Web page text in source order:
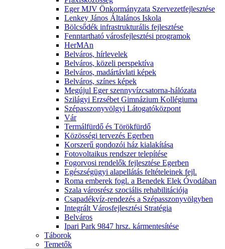
Eger MJV Önkormányzata Szervezetfejlesztése
Lenkey János Általános Iskola
Bölcsődék infrastrukturális fejlesztése
Fenntartható városfejlesztési programok
HerMAn
Belváros, hírlevelek
Belváros, közeli perspektíva
Belváros, madártávlati képek
Belváros, színes képek
Megújul Eger szennyvízcsatorna-hálózata
Szilágyi Erzsébet Gimnázium Kollégiuma
Szépasszonyvölgyi Látogatóközpont
Vár
Termálfürdő és Törökfürdő
Közösségi tervezés Egerben
Korszerű gondozói ház kialakítása
Fotovoltaikus rendszer telepítése
Fogorvosi rendelők fejlesztése Egerben
Egészségügyi alapellátás feltételeinek fejl.
Roma emberek fogl. a Benedek Elek Óvodában
Szala városrész szociális rehabilitációja
Csapadékvíz-rendezés a Szépasszonyvölgyben
Integrált Városfejlesztési Stratégia
Belváros
Ipari Park 9847 hrsz. kármentesítése
Táborok
Temetők